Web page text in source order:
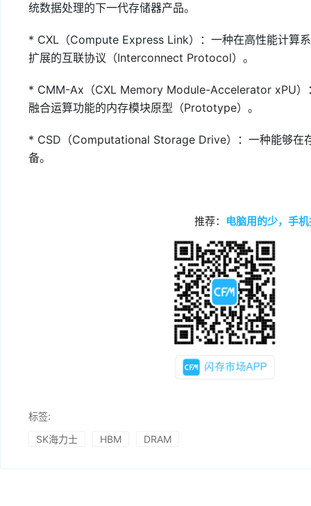
统数据处理的下一代存储器产品。
* CXL（Compute Express Link）：一种在高性能计算
扩展的互联协议（Interconnect Protocol）。
* CMM-Ax（CXL Memory Module-Accelerator xPU）
融合运算功能的内存模块原型（Prototype）。
* CSD（Computational Storage Drive）：一种能够在
备。
推荐： 电脑用的少，手
标签:
SK海力士
HBM DRAM